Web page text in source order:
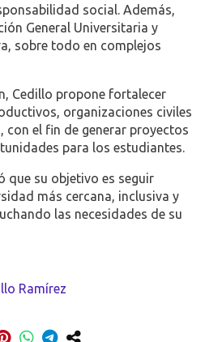
social. Además,
General Universitaria y
sobre todo en complejos
Cedillo propone fortalecer
organizaciones civiles
con el fin de generar proyectos
para los estudiantes.
que su objetivo es seguir
más cercana, inclusiva y
las necesidades de su
Ramírez